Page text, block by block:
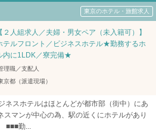
東京のホテル・旅館求人
人組求人／夫婦・男女ペア（未入籍可）】
ルフロント／ビジネスホテル★勤務するホ
内に1LDK／寮完備★
理職／支配人
京都（派遣現場）
スホテルはほとんどが都市部（街中）にあ
マンが中心の為、駅の近くにホテルがあり
■■■勤...